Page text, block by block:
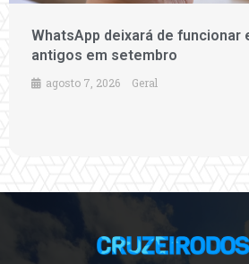
WhatsApp deixará de funcionar
antigos em setembro
agosto 7, 2026 Geral